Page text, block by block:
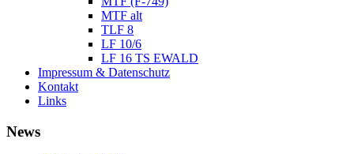
MTF alt
TLF 8
LF 10/6
LF 16 TS EWALD
Impressum & Datenschutz
Kontakt
Links
News